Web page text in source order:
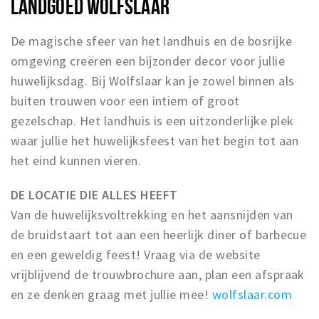
LANDGOED WOLFSLAAR
De magische sfeer van het landhuis en de bosrijke
omgeving creëren een bijzonder decor voor jullie
huwelijksdag. Bij Wolfslaar kan je zowel binnen als
buiten trouwen voor een intiem of groot
gezelschap. Het landhuis is een uitzonderlijke plek
waar jullie het huwelijksfeest van het begin tot aan
het eind kunnen vieren.
DE LOCATIE DIE ALLES HEEFT
Van de huwelijksvoltrekking en het aansnijden van
de bruidstaart tot aan een heerlijk diner of barbecue
en een geweldig feest! Vraag via de website
vrijblijvend de trouwbrochure aan, plan een afspraak
en ze denken graag met jullie mee! wolfslaar.com